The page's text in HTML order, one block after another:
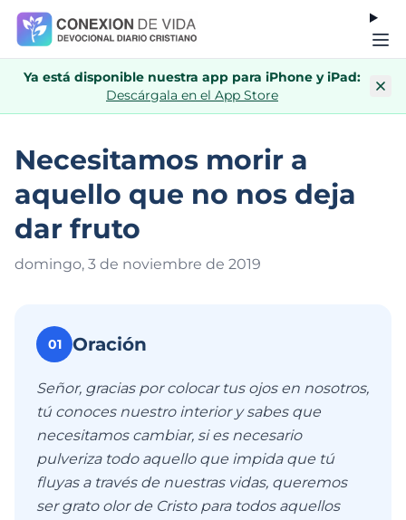
Ya está disponible nuestra app para iPhone y iPad:
Descárgala en el App Store
Necesitamos morir a
aquello que no nos deja
dar fruto
domingo, 3 de noviembre de 2019
01 Oración
Señor, gracias por colocar tus ojos en nosotros,
tú conoces nuestro interior y sabes que
necesitamos cambiar, si es necesario
pulveriza todo aquello que impida que tú
fluyas a través de nuestras vidas, queremos
ser grato olor de Cristo para todos aquellos